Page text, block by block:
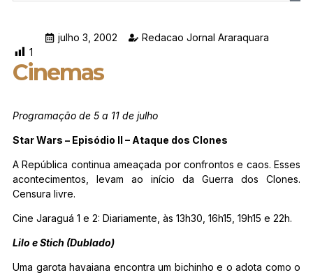
julho 3, 2002
Redacao Jornal Araraquara
1
Cinemas
Programação de 5 a 11 de julho
Star Wars – Episódio II – Ataque dos Clones
A República continua ameaçada por confrontos e caos. Esses
acontecimentos, levam ao início da Guerra dos Clones.
Censura livre.
Cine Jaraguá 1 e 2: Diariamente, às 13h30, 16h15, 19h15 e 22h.
Lilo e Stich (Dublado)
Uma garota havaiana encontra um bichinho e o adota como o